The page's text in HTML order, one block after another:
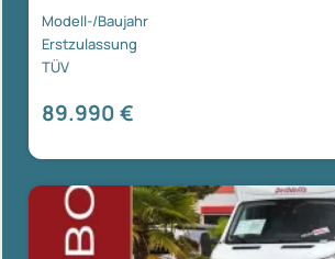
Modell-/Baujahr
Erstzulassung
TÜV
89.990 €